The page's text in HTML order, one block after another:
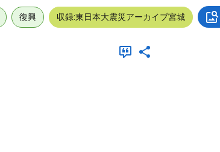
復興 収録:東日本大震災アーカイブ宮城